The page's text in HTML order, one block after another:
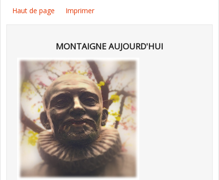
Haut de page Imprimer
MONTAIGNE AUJOURD'HUI